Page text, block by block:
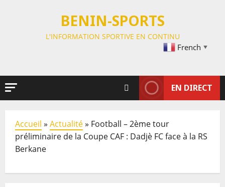
BENIN-SPORTS
L'INFORMATION SPORTIVE EN CONTINU
French ▼
EN DIRECT
Accueil » Actualité» Football – 2ème tour
préliminaire de la Coupe CAF : Dadjè FC face à la RS
Berkane